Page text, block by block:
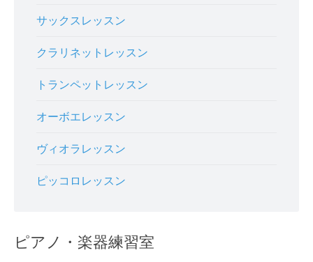
サックスレッスン
クラリネットレッスン
トランペットレッスン
オーボエレッスン
ヴィオラレッスン
ピッコロレッスン
ピアノ・楽器練習室